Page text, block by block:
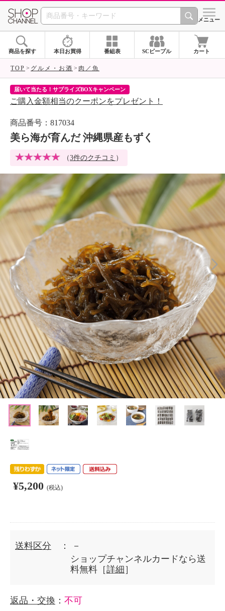
SHOP CHANNEL シメニュー
商品を探す 本日お買得 番組表 SCピープル カート
TOP グルメ・お酒 肉／魚
届いて当たる！サプライズBOXキャンペーン
ご購入金額相当のクーポンをプレゼント！
商品番号：817034
美ら海が育んだ 沖縄県産もずく
（3件のクチコミ ）
¥5,200 (税込)
送料区分 ： －
ショップチャンネルカードなら送
料無料［詳細 ］
返品・交換 ： 不可